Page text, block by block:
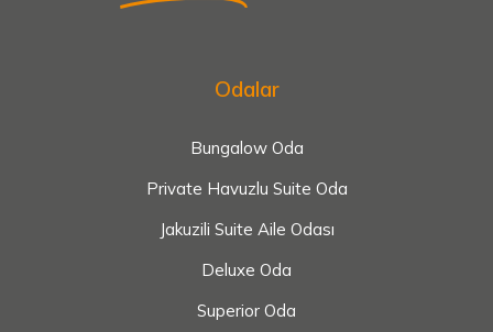
Odalar
Bungalow Oda
Private Havuzlu Suite Oda
Jakuzili Suite Aile Odası
Deluxe Oda
Superior Oda